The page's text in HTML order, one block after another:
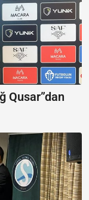
Qusar”dan